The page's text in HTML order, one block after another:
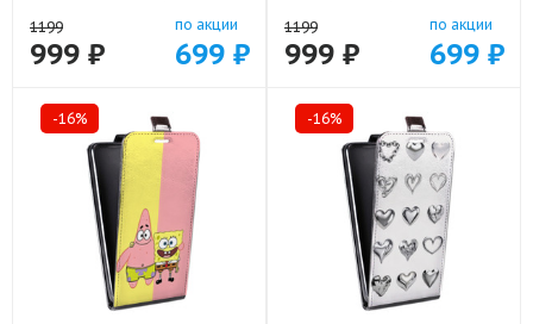
1199
999 ₽
по акции
699 ₽
1199
999 ₽
по акции
699 ₽
-16% -16%